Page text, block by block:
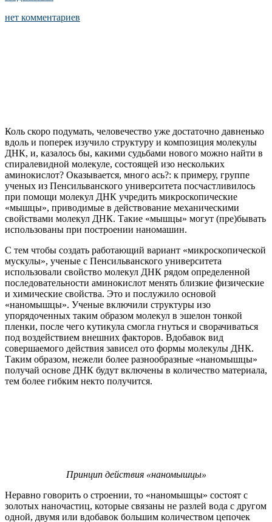
нет комментариев
Коль скоро подумать, человечество уже достаточно давненько
вдоль и поперек изучило структуру и композиция молекулы
ДНК, и, казалось бы, какими судьбами нового можно найти в
спиралевидной молекуле, состоящей изо нескольких
аминокислот? Оказывается, много ась?: к примеру, группе
ученых из Пенсильванского университета посчастливилось
при помощи молекул ДНК учредить микроскопические
«мышцы», приводимые в действование механическими
свойствами молекул ДНК. Такие «мышцы» могут (пре)бывать
использованы при построении наномашин.
С тем чтобы создать работающий вариант «микроскопической
мускулы», ученые с Пенсильванского университета
использовали свойство молекул ДНК рядом определенной
последовательности аминокислот менять близкие физические
и химические свойства. Это и послужило основой
«наномышцы». Ученые включили структуры изо
упорядоченных таким образом молекул в эшелон тонкой
пленки, после чего кутикула смогла гнуться и сворачиваться
под воздействием внешних факторов. Вдобавок вид
совершаемого действия зависел ото формы молекулы ДНК.
Таким образом, нежели более разнообразные «наномышцы»
получай основе ДНК будут включены в количество материала,
тем более гибким некто получится.
Принцип действия «наномышцы»
Неравно говорить о строении, то «наномышцы» состоят с
золотых наночастиц, которые связаны не разлей вода с другом
одной, двумя или вдобавок большим количеством цепочек